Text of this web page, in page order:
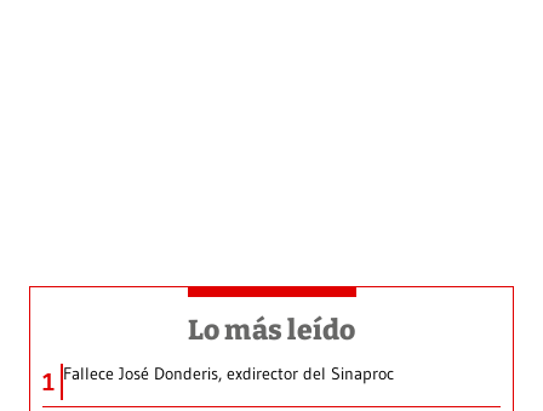
Lo más leído
1 Fallece José Donderis, exdirector del Sinaproc